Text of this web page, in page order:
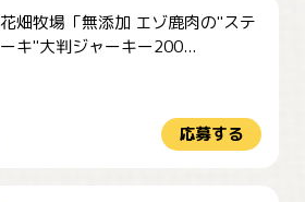
花畑牧場「無添加 エゾ鹿肉の"ステ
ーキ"大判ジャーキー200...
応募する